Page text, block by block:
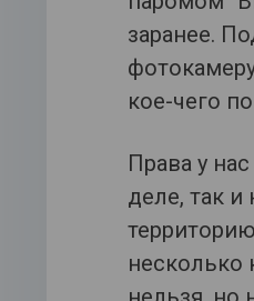
заранее.
кое-чего
Права у
деле, так
несколько